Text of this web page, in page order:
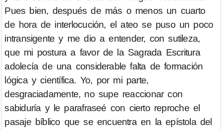
Pues bien, después de más o menos un cuarto
de hora de interlocución, el ateo se puso un poco
intransigente y me dio a entender, con sutileza,
que mi postura a favor de la Sagrada Escritura
adolecía de una considerable falta de formación
lógica y científica. Yo, por mi parte,
desgraciadamente, no supe reaccionar con
sabiduría y le parafraseé con cierto reproche el
pasaje bíblico que se encuentra en la epístola del